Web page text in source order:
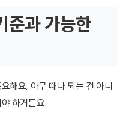
준과 가능한
해요. 아무 때나 되는 건 아니
하거든요.